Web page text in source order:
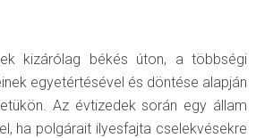
kizárólag békés úton, a többségi
egyetértésével és döntése alapján
Az évtizedek során egy állam
ha polgárait ilyesfajta cselekvésekre